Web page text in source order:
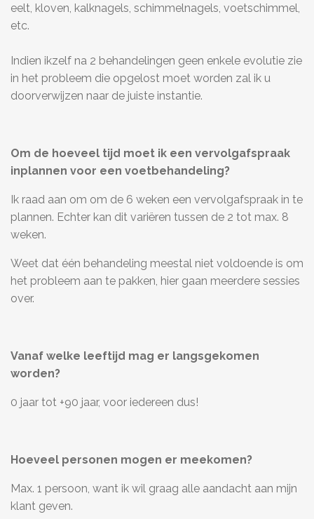
eelt, kloven, kalknagels, schimmelnagels, voetschimmel,
etc.
Indien ikzelf na 2 behandelingen geen enkele evolutie zie
in het probleem die opgelost moet worden zal ik u
doorverwijzen naar de juiste instantie.
Om de hoeveel tijd moet ik een vervolgafspraak
inplannen voor een voetbehandeling?
Ik raad aan om om de 6 weken een vervolgafspraak in te
plannen. Echter kan dit variëren tussen de 2 tot max. 8
weken.
Weet dat één behandeling meestal niet voldoende is om
het probleem aan te pakken, hier gaan meerdere sessies
over.
Vanaf welke leeftijd mag er langsgekomen
worden?
0 jaar tot +90 jaar, voor iedereen dus!
Hoeveel personen mogen er meekomen?
Max. 1 persoon, want ik wil graag alle aandacht aan mijn
klant geven.